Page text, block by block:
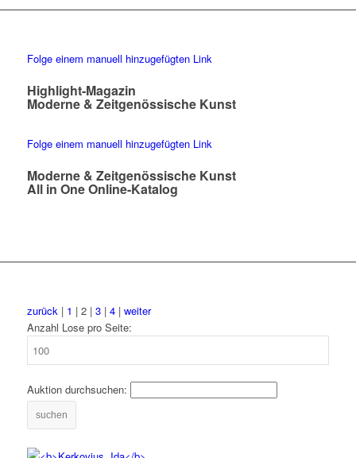
Folge einem manuell hinzugefügten Link
Highlight-Magazin
Moderne & Zeitgenössische Kunst
Folge einem manuell hinzugefügten Link
Moderne & Zeitgenössische Kunst
All in One Online-Katalog
zurück| 1 | 2 | 3| 4| weiter
Anzahl Lose pro Seite:
Auktion durchsuchen:
suchen